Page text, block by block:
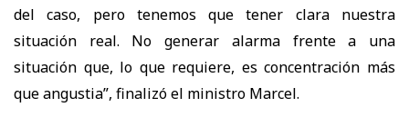
del caso, pero tenemos que tener clara nuestra
situación real. No generar alarma frente a una
situación que, lo que requiere, es concentración más
que angustia”, finalizó el ministro Marcel.